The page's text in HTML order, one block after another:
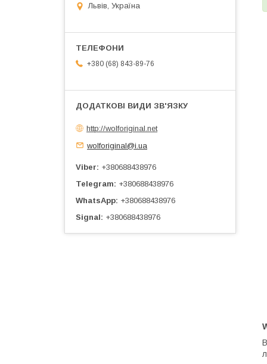
Львів, Україна
+380 (68) 843-89-76
http://wolforiginal.net
wolforiginal@i.ua
Viber
+380688438976
Telegram
+380688438976
WhatsApp +380688438976
Signal
+380688438976